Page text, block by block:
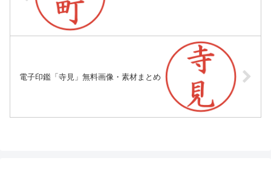
電子印鑑「寺見」無料画像・素材まとめ